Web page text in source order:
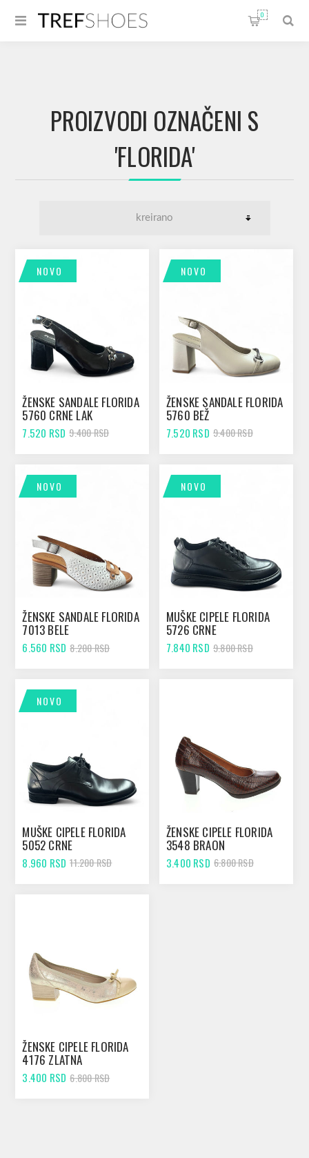
0
PROIZVODI OZNAČENI S
'FLORIDA'
NOVO
ŽENSKE SANDALE FLORIDA
5760 CRNE LAK
7.520 RSD 9.400 RSD
NOVO
ŽENSKE SANDALE FLORIDA
5760 BEŽ
7.520 RSD 9.400 RSD
NOVO
ŽENSKE SANDALE FLORIDA
7013 BELE
6.560 RSD 8.200 RSD
NOVO
MUŠKE CIPELE FLORIDA
5726 CRNE
7.840 RSD 9.800 RSD
NOVO
MUŠKE CIPELE FLORIDA
5052 CRNE
8.960 RSD 11.200 RSD
ŽENSKE CIPELE FLORIDA
3548 BRAON
3.400 RSD 6.800 RSD
ŽENSKE CIPELE FLORIDA
4176 ZLATNA
3.400 RSD 6.800 RSD